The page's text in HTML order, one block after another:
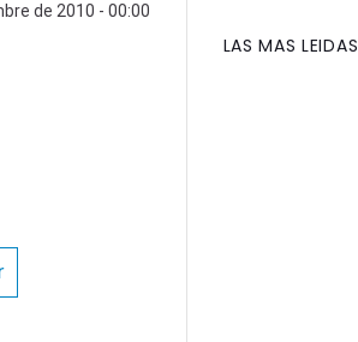
de 2010 - 00:00
LAS MAS LEIDAS